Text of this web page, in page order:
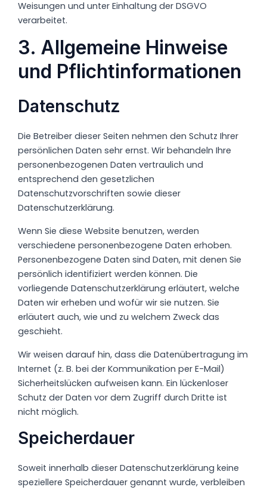
Weisungen und unter Einhaltung der DSGVO
verarbeitet.
3. Allgemeine Hinweise
und Pflicht­informationen
Datenschutz
Die Betreiber dieser Seiten nehmen den Schutz Ihrer
persönlichen Daten sehr ernst. Wir behandeln Ihre
personenbezogenen Daten vertraulich und
entsprechend den gesetzlichen
Datenschutzvorschriften sowie dieser
Datenschutzerklärung.
Wenn Sie diese Website benutzen, werden
verschiedene personenbezogene Daten erhoben.
Personenbezogene Daten sind Daten, mit denen Sie
persönlich identifiziert werden können. Die
vorliegende Datenschutzerklärung erläutert, welche
Daten wir erheben und wofür wir sie nutzen. Sie
erläutert auch, wie und zu welchem Zweck das
geschieht.
Wir weisen darauf hin, dass die Datenübertragung im
Internet (z. B. bei der Kommunikation per E-Mail)
Sicherheitslücken aufweisen kann. Ein lückenloser
Schutz der Daten vor dem Zugriff durch Dritte ist
nicht möglich.
Speicherdauer
Soweit innerhalb dieser Datenschutzerklärung keine
speziellere Speicherdauer genannt wurde, verbleiben